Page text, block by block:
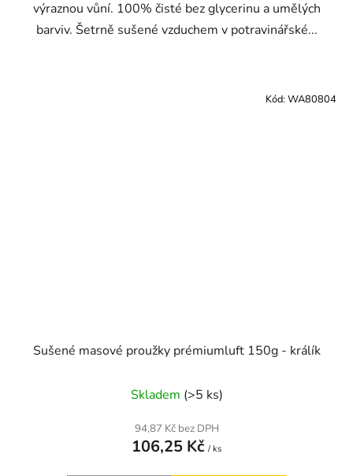
výraznou vůní. 100% čisté bez glycerinu a umělých
barviv. Šetrně sušené vzduchem v potravinářské...
Sušené masové proužky prémiumluft 150g - králík
Skladem (>5 ks)
94,87 Kč bez DPH
106,25 Kč / ks
Kód: WA80804